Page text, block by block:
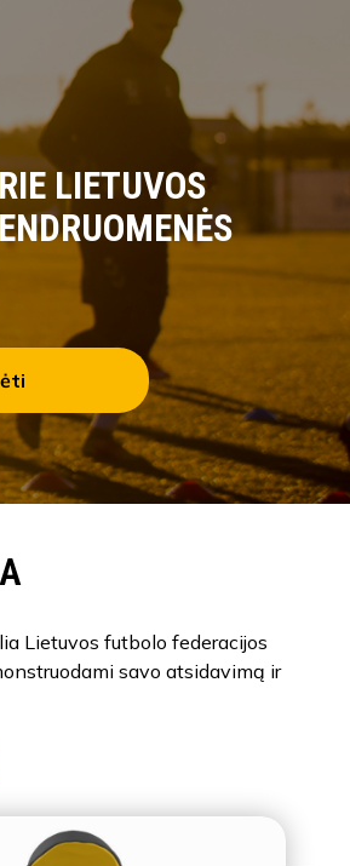
LIETUVOS
Lietuvos futbolo federacijos
savo atsidavimą ir